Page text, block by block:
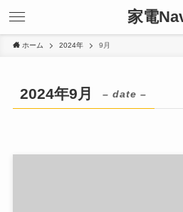
家電
ホーム 2024年 9月
2024年9月 – date –